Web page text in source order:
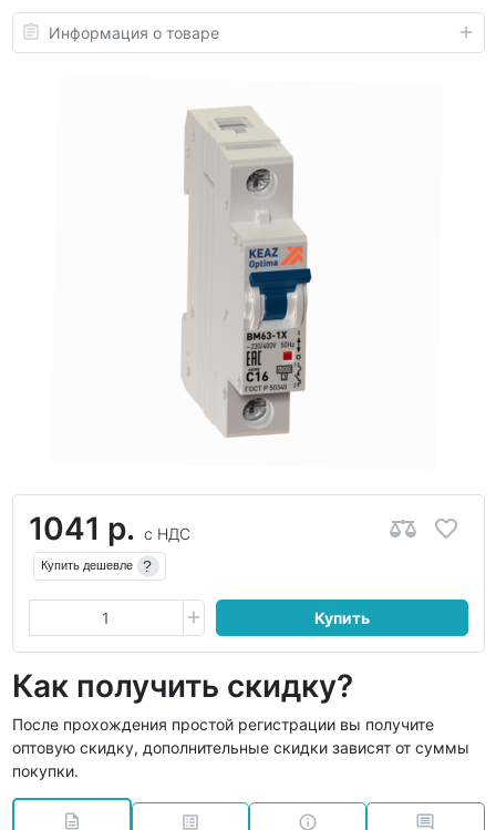
Информация о товаре
1041 р. с НДС
Купить дешевле ?
Купить
Как получить скидку?
После прохождения простой регистрации вы получите
оптовую скидку, дополнительные скидки зависят от суммы
покупки.